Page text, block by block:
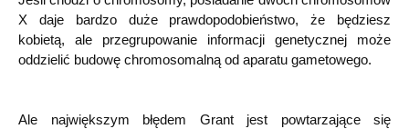
X daje bardzo duże prawdopodobieństwo, że będziesz
kobietą, ale przegrupowanie informacji genetycznej może
oddzielić budowę chromosomalną od aparatu gametowego.
Ale największym błędem Grant jest powtarzające się